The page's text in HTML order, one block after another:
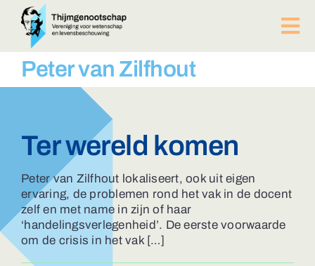
naar
inhoud
BIJEENKOMSTEN
Afdelingen
Lid worden?
Contact
ZOEKEN
NAAR:
Peter van Zilfhout
Ter wereld komen
Peter van Zilfhout lokaliseert, ook uit eigen
ervaring, de problemen rond het vak in de docent
zelf en met name in zijn of haar
‘handelingsverlegenheid’. De eerste voorwaarde
om de crisis in het vak […]